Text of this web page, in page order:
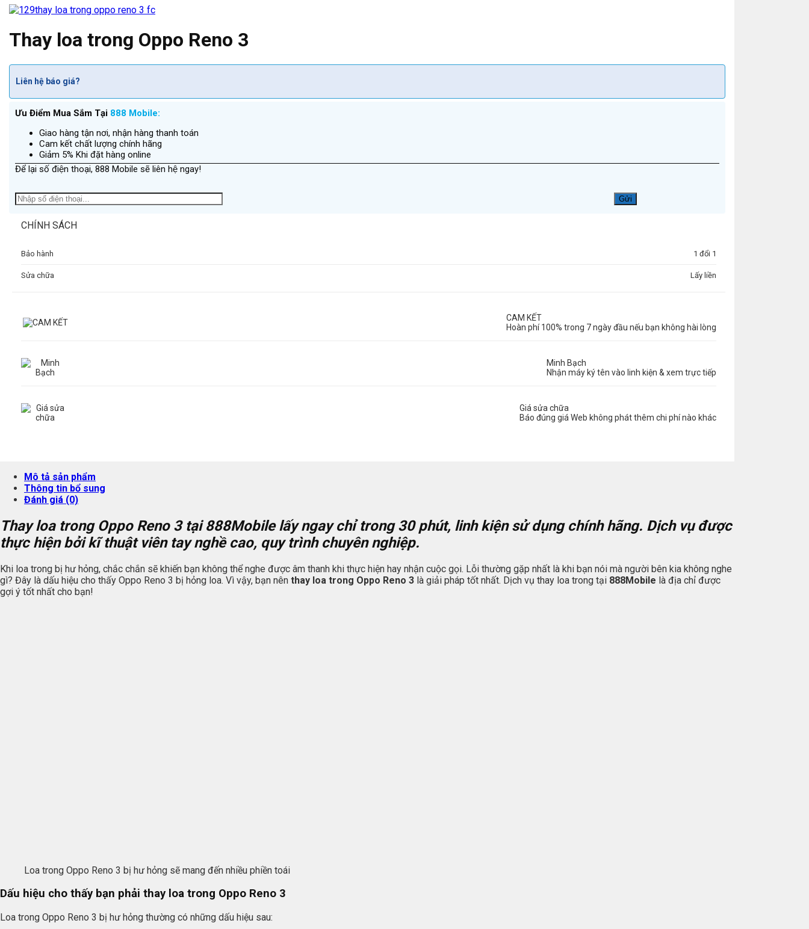
Thay loa trong Oppo Reno 3
Liên hệ báo giá?
Ưu Điểm Mua Sắm Tại 888 Mobile:
Giao hàng tận nơi, nhận hàng thanh toán
Cam kết chất lượng chính hãng
Giảm 5% Khi đặt hàng online
Để lại số điện thoại, 888 Mobile sẽ liên hệ ngay!
CHÍNH SÁCH
Bảo hành 1 đổi 1
Sửa chữa Lấy liền
CAM KẾT
Hoàn phí 100% trong 7 ngày đầu nếu bạn không hài lòng
Minh Bạch
Nhận máy ký tên vào linh kiện & xem trực tiếp
Giá sửa chữa
Báo đúng giá Web không phát thêm chi phí nào khác
Mô tả sản phẩm
Thông tin bổ sung
Đánh giá (0)
Thay loa trong Oppo Reno 3 tại888Mobilelấy ngay chỉ trong 30 phút, linh kiện sử dụng chính hãng. Dịch vụ được
thực hiện bởi kĩ thuật viên tay nghề cao, quy trình chuyên nghiệp.
Khi loa trong bị hư hỏng, chắc chắn sẽ khiến bạn không thể nghe được âm thanh khi thực hiện hay nhận cuộc gọi. Lỗi thường gặp nhất là khi bạn nói mà người bên kia không nghe
gì? Đây là dấu hiệu cho thấy Oppo Reno 3 bị hỏng loa. Vì vậy, bạn nên thay loa trong Oppo Reno 3 là giải pháp tốt nhất. Dịch vụ thay loa trong tại 888Mobile là địa chỉ được
gợi ý tốt nhất cho bạn!
Loa trong Oppo Reno 3 bị hư hỏng sẽ mang đến nhiều phiền toái
Dấu hiệu cho thấy bạn phải thay loa trong Oppo Reno 3
Loa trong Oppo Reno 3 bị hư hỏng thường có những dấu hiệu sau: